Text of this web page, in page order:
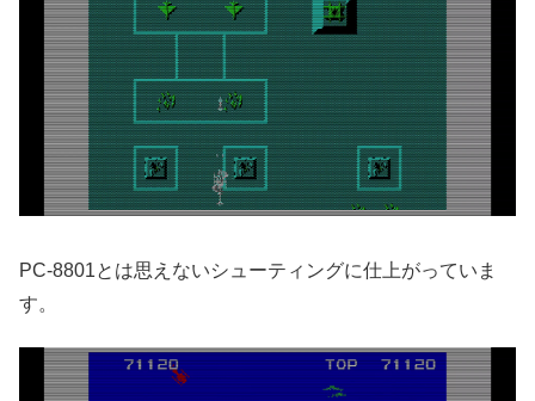
PC-8801とは思えないシューティングに仕上がっていま
す。